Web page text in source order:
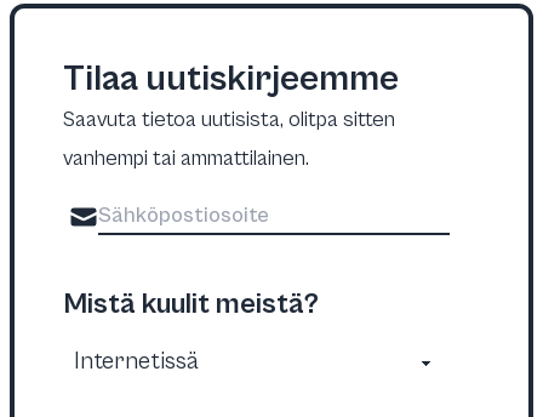
Tilaa uutiskirjeemme
Saavuta tietoa uutisista, olitpa sitten
vanhempi tai ammattilainen.
Mistä kuulit meistä?